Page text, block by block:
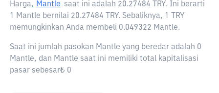
Harga, Mantle saat ini adalah 20.27484 TRY. Ini berarti
1 Mantle bernilai 20.27484 TRY. Sebaliknya, 1 TRY
memungkinkan Anda membeli 0.049322 Mantle.
Saat ini jumlah pasokan Mantle yang beredar adalah 0
Mantle, dan Mantle saat ini memiliki total kapitalisasi
pasar sebesar₺ 0